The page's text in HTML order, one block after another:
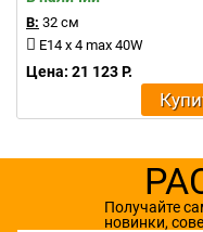
В: 32 см
E14 x 4 max 40W
Цена: 21 123 Р.
Получайте
новинки,